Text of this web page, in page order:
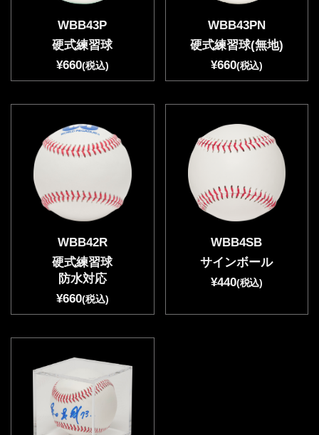
WBB43P
硬式練習球
¥660(税込)
WBB43PN
硬式練習球(無地)
¥660(税込)
WBB42R
硬式練習球
防水対応
¥660(税込)
WBB4SB
サインボール
¥440(税込)